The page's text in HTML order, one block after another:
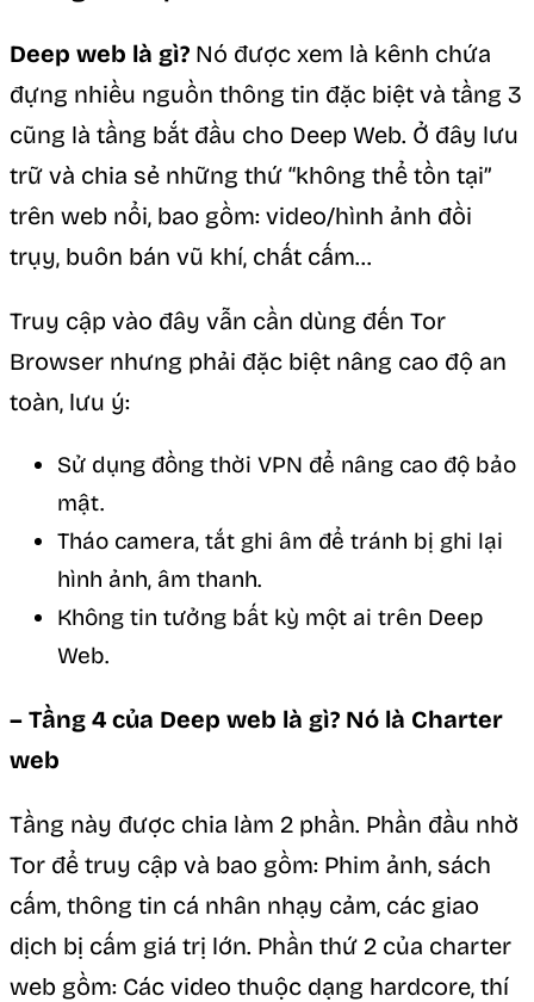
Deep web là gì? Nó được xem là kênh chứa
đựng nhiều nguồn thông tin đặc biệt và tầng 3
cũng là tầng bắt đầu cho Deep Web. Ở đây lưu
trữ và chia sẻ những thứ “không thể tồn tại”
trên web nổi, bao gồm: video/hình ảnh đồi
trụy, buôn bán vũ khí, chất cấm…
Truy cập vào đây vẫn cần dùng đến Tor
Browser nhưng phải đặc biệt nâng cao độ an
toàn, lưu ý:
Sử dụng đồng thời VPN để nâng cao độ bảo
mật.
Tháo camera, tắt ghi âm để tránh bị ghi lại
hình ảnh, âm thanh.
Không tin tưởng bất kỳ một ai trên Deep
Web.
– Tầng 4 của Deep web là gì? Nó là Charter
web
Tầng này được chia làm 2 phần. Phần đầu nhờ
Tor để truy cập và bao gồm: Phim ảnh, sách
cấm, thông tin cá nhân nhạy cảm, các giao
dịch bị cấm giá trị lớn. Phần thứ 2 của charter
web gồm: Các video thuộc dạng hardcore, thí